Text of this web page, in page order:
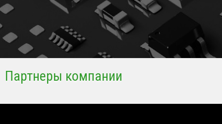
Партнеры компании